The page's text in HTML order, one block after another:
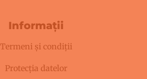
Informații
Termeni și condiții
Protecția datelor